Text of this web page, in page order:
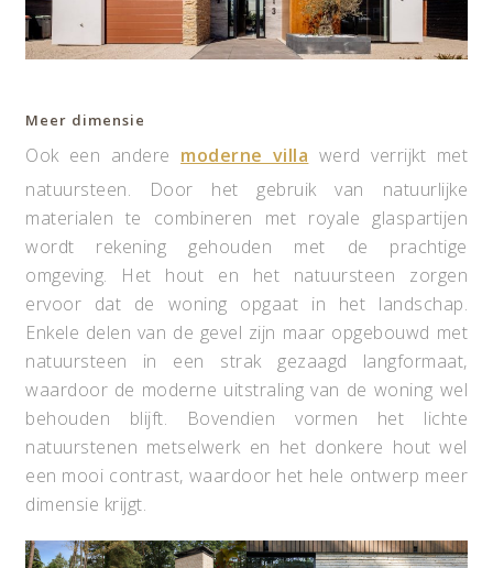
Meer dimensie
Ook een andere moderne villa werd verrijkt met
natuursteen. Door het gebruik van natuurlijke
materialen te combineren met royale glaspartijen
wordt rekening gehouden met de prachtige
omgeving. Het hout en het natuursteen zorgen
ervoor dat de woning opgaat in het landschap.
Enkele delen van de gevel zijn maar opgebouwd met
natuursteen in een strak gezaagd langformaat,
waardoor de moderne uitstraling van de woning wel
behouden blijft. Bovendien vormen het lichte
natuurstenen metselwerk en het donkere hout wel
een mooi contrast, waardoor het hele ontwerp meer
dimensie krijgt.